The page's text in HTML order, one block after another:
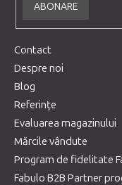
ABONARE
Contact
Despre noi
Blog
Referințe
Evaluarea magazinului
Mărcile vândute
Program de fidelitate
Fabulo B2B Partner